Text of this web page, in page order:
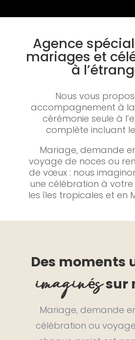
Agence
mariages et
à
Nous vous
accompagnement à
cérémonie seule à
complète incluant
Mariage, demande
voyage de noces ou
de vœux : nous
une célébration à
les îles tropicales et en
Des moments
imaginéssur
Mariage, demande
célébration ou